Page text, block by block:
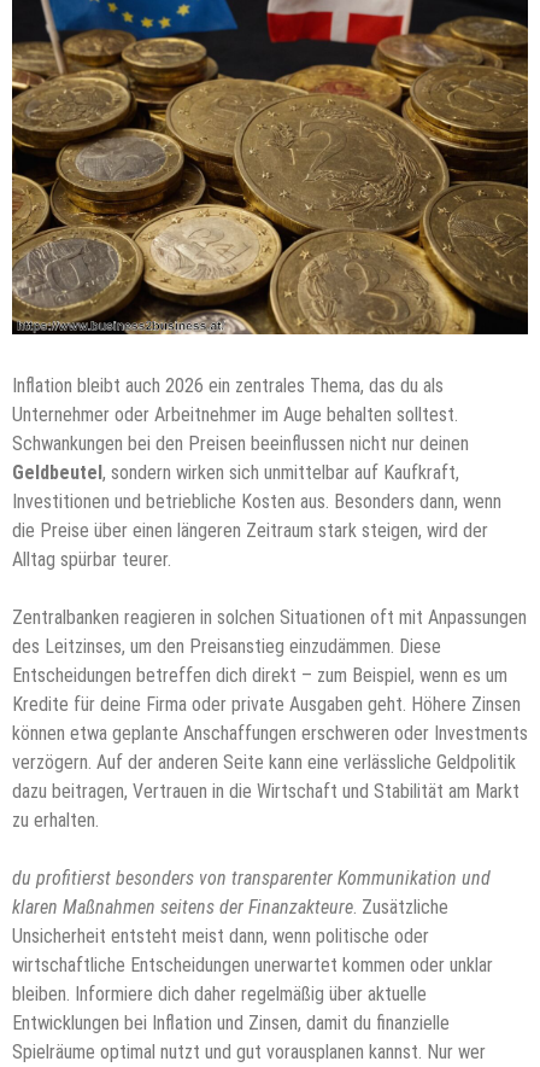
Inflation bleibt auch 2026 ein zentrales Thema, das du als
Unternehmer oder Arbeitnehmer im Auge behalten solltest.
Schwankungen bei den Preisen beeinflussen nicht nur deinen
Geldbeutel, sondern wirken sich unmittelbar auf Kaufkraft,
Investitionen und betriebliche Kosten aus. Besonders dann, wenn
die Preise über einen längeren Zeitraum stark steigen, wird der
Alltag spürbar teurer.
Zentralbanken reagieren in solchen Situationen oft mit Anpassungen
des Leitzinses, um den Preisanstieg einzudämmen. Diese
Entscheidungen betreffen dich direkt – zum Beispiel, wenn es um
Kredite für deine Firma oder private Ausgaben geht. Höhere Zinsen
können etwa geplante Anschaffungen erschweren oder Investments
verzögern. Auf der anderen Seite kann eine verlässliche Geldpolitik
dazu beitragen, Vertrauen in die Wirtschaft und Stabilität am Markt
zu erhalten.
du profitierst besonders von transparenter Kommunikation und
klaren Maßnahmen seitens der Finanzakteure. Zusätzliche
Unsicherheit entsteht meist dann, wenn politische oder
wirtschaftliche Entscheidungen unerwartet kommen oder unklar
bleiben. Informiere dich daher regelmäßig über aktuelle
Entwicklungen bei Inflation und Zinsen, damit du finanzielle
Spielräume optimal nutzt und gut vorausplanen kannst. Nur wer